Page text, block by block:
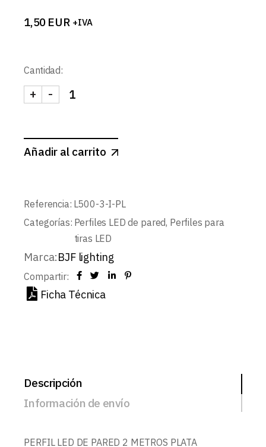
1,50 EUR +IVA
Cantidad:
TAPA IZQUIERDA PERFIL L500 PLATA cantidad
-
+
Añadir al carrito
Referencia: L500-3-I-PL
Categorías: Perfiles LED de pared, Perfiles para
tiras LED
Marca:BJF lighting
Compartir:
Ficha Técnica
Descripción
Información de envío
PERFIL LED DE PARED 2 METROS PLATA